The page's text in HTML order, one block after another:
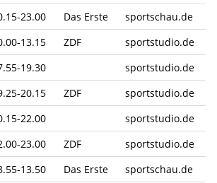
23.00
Das Erste
sportschau.de
13.15 ZDF
sportstudio.de
19.30
sportstudio.de
20.15
ZDF
sportstudio.de
22.00
sportstudio.de
23.00
ZDF
sportstudio.de
13.50 Das Erste
sportschau.de